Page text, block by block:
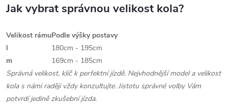
Jak vybrat správnou velikost kola?
Velikost rámuPodle výšky postavy
l
180cm - 195cm
m
169cm - 185cm
Správná velikost, klíč k perfektní jízdě. Nejvhodnější model a velikost
kola s námi raději vždy konzultujte. Jistotu správné volby Vám
potvrdí jedině zkušební jízda.